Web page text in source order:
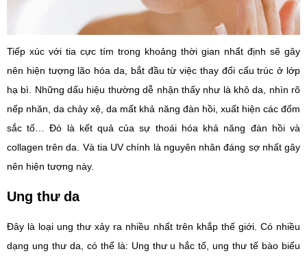
Tiếp xúc với tia cực tím trong khoảng thời gian nhất định sẽ gây
nên hiện tượng lão hóa da, bắt đầu từ việc thay đổi cấu trúc ở lớp
hạ bì. Những dấu hiệu thường dễ nhận thấy như là khô da, nhìn rõ
nếp nhăn, da chảy xệ, da mất khả năng đàn hồi, xuất hiện các đốm
sắc tố… Đó là kết quả của sự thoái hóa khả năng đàn hồi và
collagen trên da. Và tia UV chính là nguyên nhân đáng sợ nhất gây
nên hiện tượng này.
Ung thư da
Đây là loại ung thư xảy ra nhiều nhất trên khắp thế giới. Có nhiều
dạng ung thư da, có thể là: Ung thư u hắc tố, ung thư tế bào biểu